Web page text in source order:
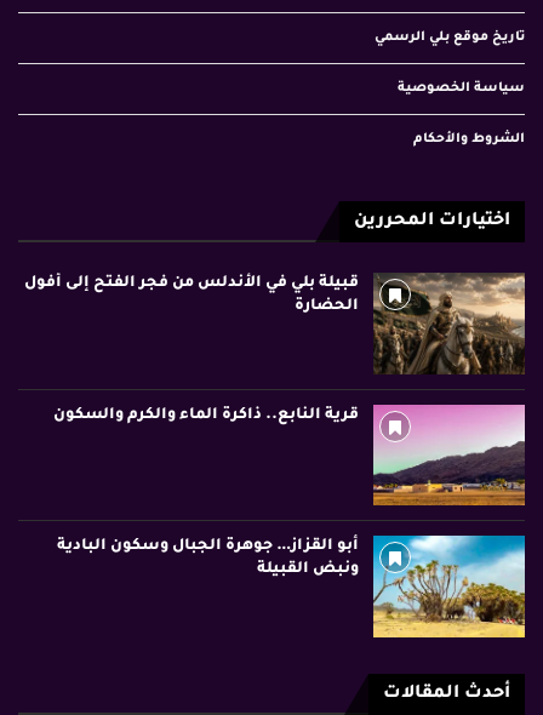
تاريخ موقع بلي الرسمي
سياسة الخصوصية
الشروط والأحكام
اختيارات المحررين
قبيلة بلي في الأندلس من فجر الفتح إلى أفول
الحضارة
قرية النابع.. ذاكرة الماء والكرم والسكون
أبو القزاز… جوهرة الجبال وسكون البادية
ونبض القبيلة
أحدث المقالات